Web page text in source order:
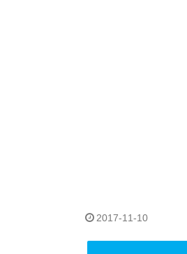
2017-11-10